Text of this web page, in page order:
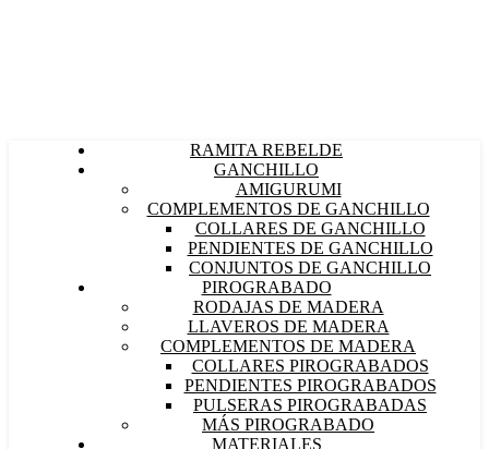
RAMITA REBELDE
GANCHILLO
AMIGURUMI
COMPLEMENTOS DE GANCHILLO
COLLARES DE GANCHILLO
PENDIENTES DE GANCHILLO
CONJUNTOS DE GANCHILLO
PIROGRABADO
RODAJAS DE MADERA
LLAVEROS DE MADERA
COMPLEMENTOS DE MADERA
COLLARES PIROGRABADOS
PENDIENTES PIROGRABADOS
PULSERAS PIROGRABADAS
MÁS PIROGRABADO
MATERIALES